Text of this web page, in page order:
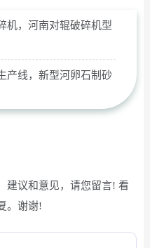
机，河南对辊破碎机型
产线，新型河卵石制砂
建议和意见，请您留言! 看
。谢谢!